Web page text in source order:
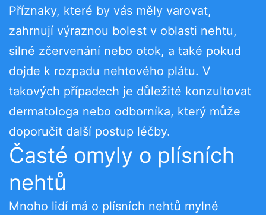
Příznaky, které by vás měly varovat,
zahrnují výraznou bolest v oblasti nehtu,
silné zčervenání nebo otok, a také pokud
dojde k rozpadu nehtového plátu. V
takových případech je důležité konzultovat
dermatologa nebo odborníka, který může
doporučit další postup léčby.
Časté omyly o plísních
nehtů
Mnoho lidí má o plísních nehtů mylné